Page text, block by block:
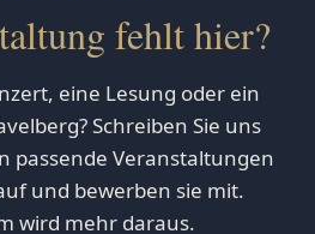
fehlt hier?
eine Lesung oder ein
Schreiben Sie uns
passende Veranstaltungen
und bewerben sie mit.
wird mehr daraus.